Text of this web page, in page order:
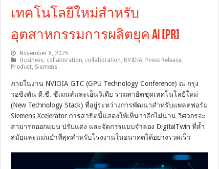
เทคโนโลยีใหม่สำหรับ
อุตสาหกรรมการผลิตยุค AI [PR]
November 6, 2025
Business collaboration collaboration NVIDIA Press Release
Product Siemens
ภายในงาน NVIDIA GTC (GPU Technology Conference) ณ กรุง
วอชิงตัน ดี.ซี. ซีเมนส์และเอ็นวิเดีย ร่วมสาธิตชุดเทคโนโลยีใหม่
(New Technology Stack) ที่อยู่ระหว่างการพัฒนาสำหรับแพลตฟอร์ม
Siemens Xcelerator การสาธิตนี้แสดงให้เห็นว่าอีกไม่นาน วิศวกรจะ
สามารถออกแบบ ปรับแต่ง และจัดการแบบจำลอง DigitalTwin ที่ล้ำ
สมัยและแม่นยำที่สุดสำหรับโรงงานในอนาคตได้อย่างรวดเร็ว